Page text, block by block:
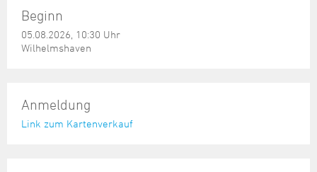
Beginn
05.08.2026, 10:30 Uhr
Wilhelmshaven
Anmeldung
Link zum Kartenverkauf